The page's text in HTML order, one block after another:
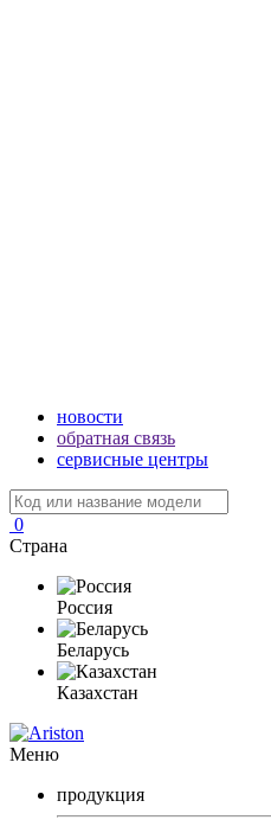
новости
обратная связь
сервисные центры
0
Страна
Россия
Беларусь
Казахстан
Меню
продукция